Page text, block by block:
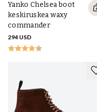
Yanko Chelsea boot
keskiruskea waxy
commander
294 USD